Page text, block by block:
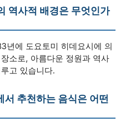
역사적 배경은 무엇인가
년에 도요토미 히데요시에 의
소로, 아름다운 정원과 역사
고 있습니다.
서 추천하는 음식은 어떤